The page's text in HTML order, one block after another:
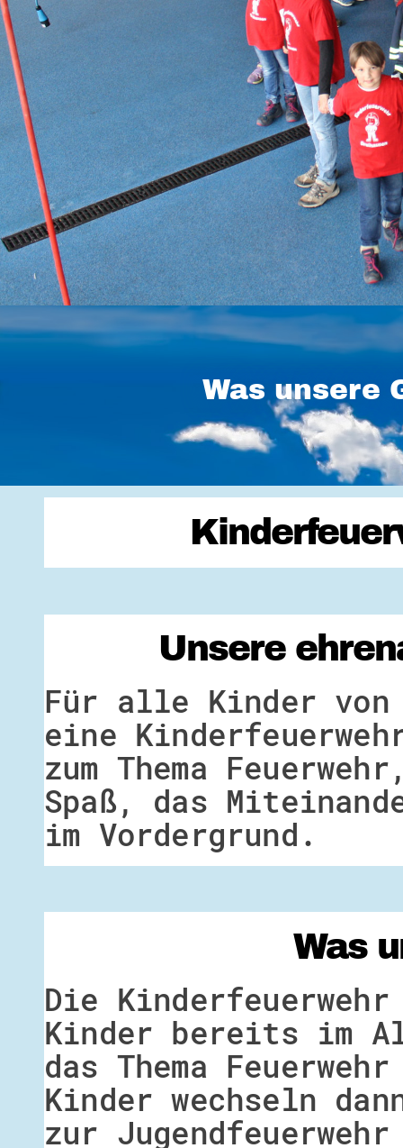
Was unsere
Unsere
Für alle Kinder
eine
zum Thema
Spaß, das
im Vordergrund.
Was
Die
Kinder bereits im
das Thema
Kinder wechseln
zur